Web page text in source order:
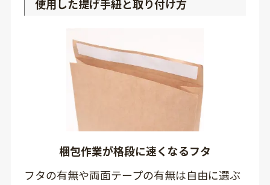
使用した提げ手紐と取り付け方
梱包作業が格段に速くなるフタ
フタの有無や両面テープの有無は自由に選ぶ